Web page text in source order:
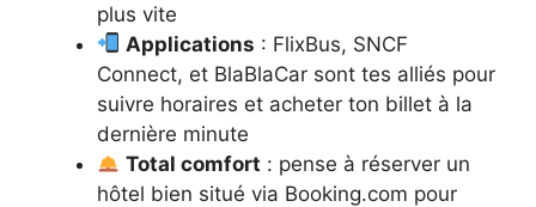
plus vite
Applications : FlixBus, SNCF
Connect, et BlaBlaCar sont tes alliés pour
suivre horaires et acheter ton billet à la
dernière minute
Total comfort : pense à réserver un
hôtel bien situé via Booking.com pour